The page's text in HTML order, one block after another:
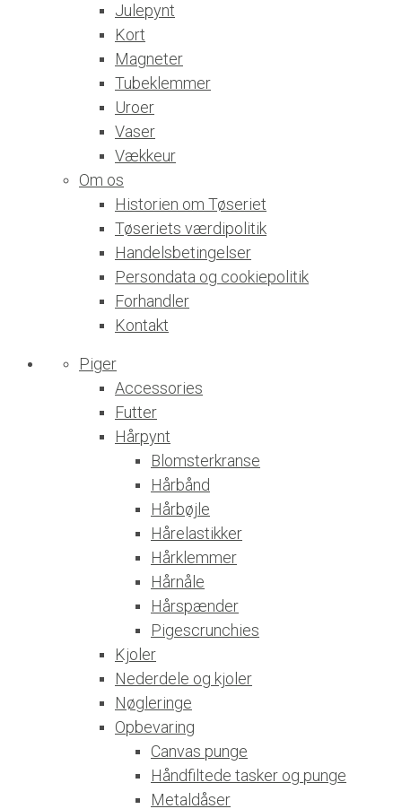
Julepynt
Kort
Magneter
Tubeklemmer
Uroer
Vaser
Vækkeur
Om os
Historien om Tøseriet
Tøseriets værdipolitik
Handelsbetingelser
Persondata og cookiepolitik
Forhandler
Kontakt
Piger
Accessories
Futter
Hårpynt
Blomsterkranse
Hårbånd
Hårbøjle
Hårelastikker
Hårklemmer
Hårnåle
Hårspænder
Pigescrunchies
Kjoler
Nederdele og kjoler
Nøgleringe
Opbevaring
Canvas punge
Håndfiltede tasker og punge
Metaldåser